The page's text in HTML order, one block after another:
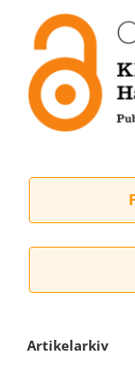
Artikelarkiv